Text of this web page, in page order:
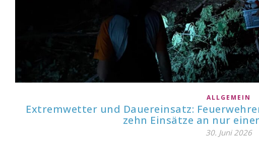
ALLGEMEIN
Extremwetter und Dauereinsatz:
zehn Einsätze an nur
30. Juni 2026